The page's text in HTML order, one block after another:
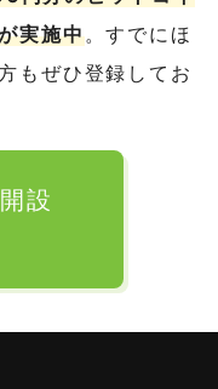
実施中。すでにほ
もぜひ登録してお
設